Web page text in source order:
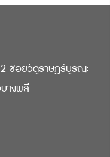
ซอยวัดูราษฎร์บูรณะ
างพลี